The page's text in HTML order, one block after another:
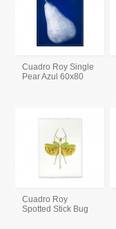
Cuadro Roy Single
Pear Azul 60x80
Cuadro Roy
Spotted Stick Bug